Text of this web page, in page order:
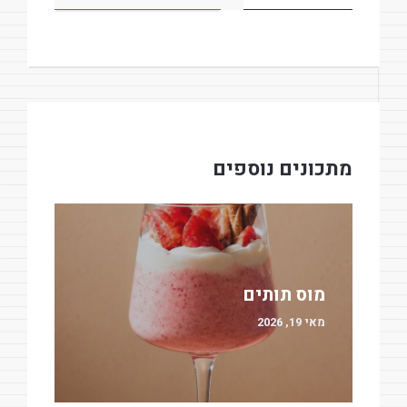
מתכונים נוספים
מוס תותים
מאי 19, 2026